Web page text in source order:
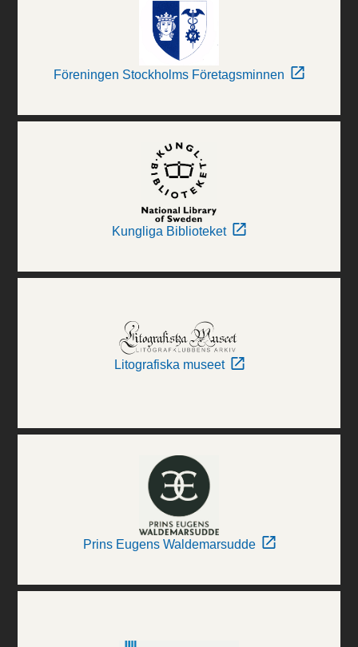
Föreningen Stockholms Företagsminnen
Kungliga Biblioteket
Litografiska museet
Prins Eugens Waldemarsudde